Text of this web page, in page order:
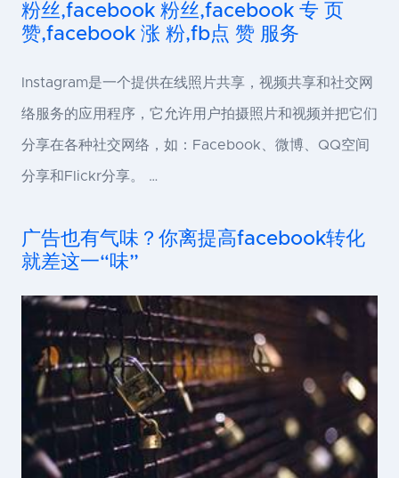
粉丝,facebook 粉丝,facebook 专 页
赞,facebook 涨 粉,fb点 赞 服务
Instagram是一个提供在线照片共享，视频共享和社交网
络服务的应用程序，它允许用户拍摄照片和视频并把它们
分享在各种社交网络，如：Facebook、微博、QQ空间
分享和Flickr分享。 …
广告也有气味？你离提高facebook转化
就差这一“味”